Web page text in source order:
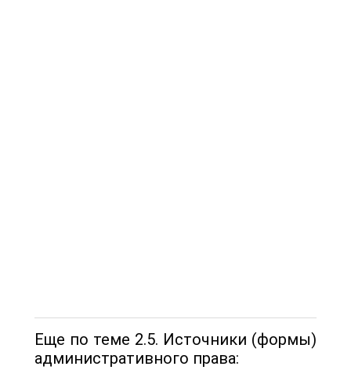
Еще по теме 2.5. Источники (формы)
административного права: